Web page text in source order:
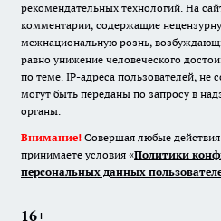
рекомендательных технологий. На
комментарии, содержащие
межнациональную рознь,
равно унижение человеческого
по теме. IP-адреса пользователей, не
могут быть переданы по запросу в
органы.
Внимание! Совершая любые
принимаете условия «Политики
персональных данных
16+